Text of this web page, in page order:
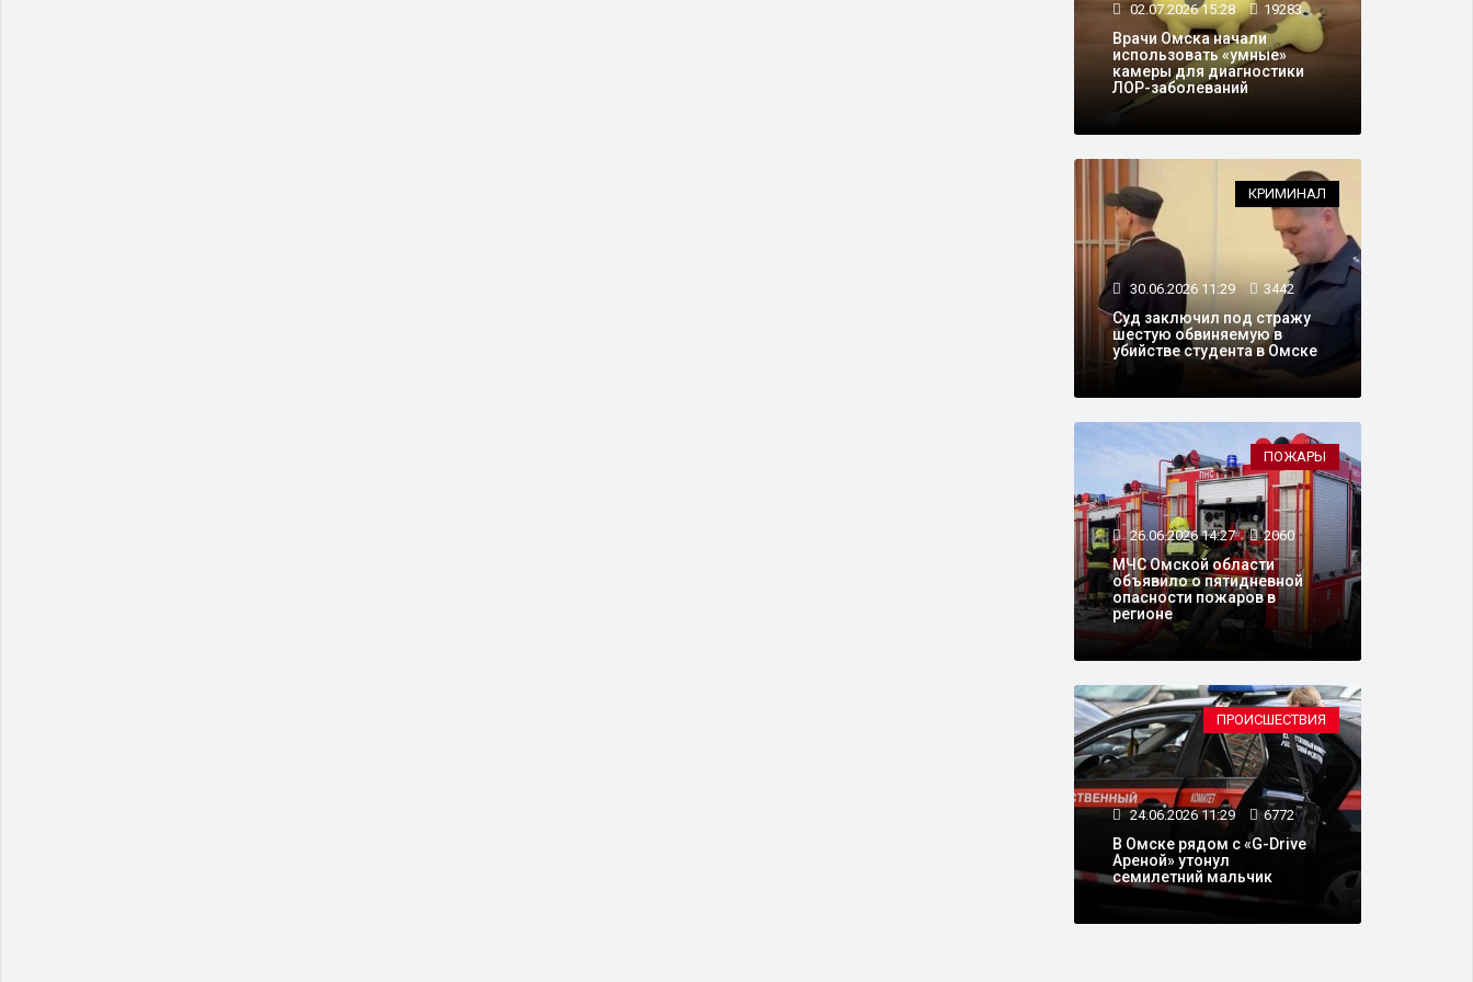
02.07.2026 15:28 19283
Врачи Омска начали
использовать «умные»
камеры для диагностики
ЛОР-заболеваний
КРИМИНАЛ
30.06.2026 11:29 3442
Суд заключил под стражу
шестую обвиняемую в
убийстве студента в Омске
ПОЖАРЫ
26.06.2026 14:27 2060
МЧС Омской области
объявило о пятидневной
опасности пожаров в
регионе
ПРОИСШЕСТВИЯ
24.06.2026 11:29 6772
В Омске рядом с «G-Drive
Ареной» утонул
семилетний мальчик